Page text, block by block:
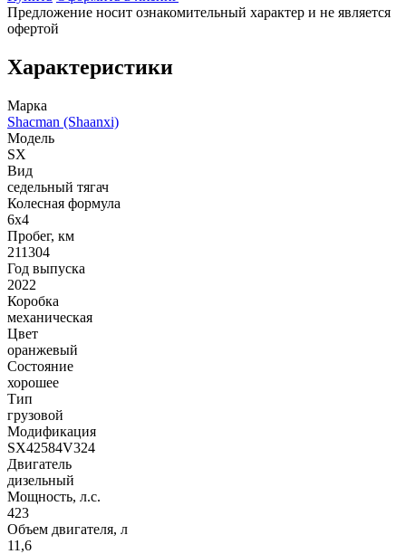
Предложение носит ознакомительный характер и не является
офертой
Характеристики
Марка
Shacman (Shaanxi)
Модель
SX
Вид
седельный тягач
Колесная формула
6x4
Пробег, км
211304
Год выпуска
2022
Коробка
механическая
Цвет
оранжевый
Состояние
хорошее
Тип
грузовой
Модификация
SX42584V324
Двигатель
дизельный
Мощность, л.с.
423
Объем двигателя, л
11,6